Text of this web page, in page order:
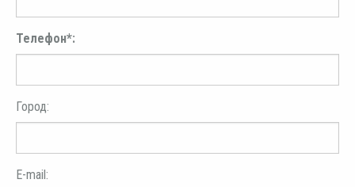
Телефон*:
Город:
E-mail: